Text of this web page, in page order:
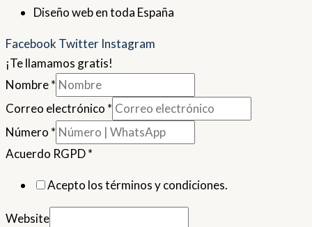
Diseño web en toda España
Facebook Twitter Instagram
¡Te llamamos gratis!
Nombre*
Correo electrónico *
Número *
Acuerdo RGPD*
Acepto los términos y condiciones.
Website